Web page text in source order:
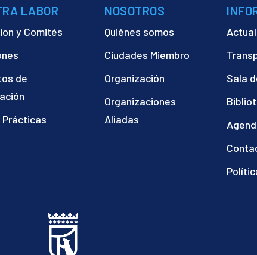
LABOR
y Comités
de
Prácticas
NOSOTROS
Quiénes somos
Ciudades Miembro
Organización
Organizaciones
Aliadas
Sala